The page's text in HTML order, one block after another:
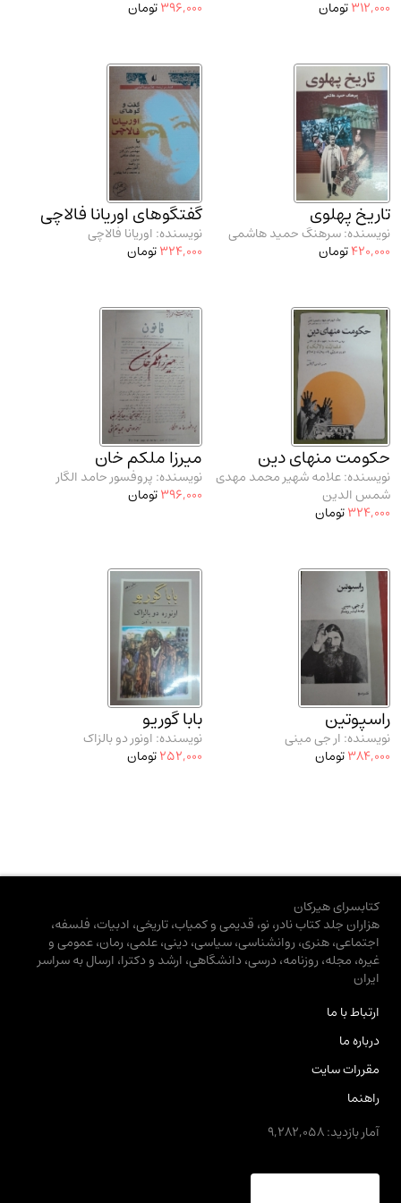
مدرسان شریف و انتشارت ارشد کتاب‌های..(2)
312,000تومان
396,000تومان
تاریخ پهلوی
نویسنده: سرهنگ حمید هاشمی
420,000تومان
گفتگوهای اوریانا فالاچی
نویسنده: اوریانا فالاچی
324,000تومان
حکومت منهای دین
نویسنده: علامه شهیر محمد مهدی
شمس الدین
324,000تومان
میرزا ملکم خان
نویسنده: پروفسور حامد الگار
396,000تومان
راسپوتین
نویسنده: ار جی مینی
384,000تومان
بابا گوریو
نویسنده: اونور دو بالزاک
252,000تومان
کتابسرای هیرکان
هزاران جلد کتاب نادر، نو، قدیمی و کمیاب، تاریخی، ادبیات، فلسفه،
اجتماعی، هنری، روانشناسی، سیاسی، دینی، علمی، رمان، عمومی و
غیره، مجله، روزنامه، درسی، دانشگاهی، ارشد و دکترا، ارسال به سراسر
ایران
ارتباط با ما
درباره ما
مقررات سایت
راهنما
آمار بازدید: 9,282,058